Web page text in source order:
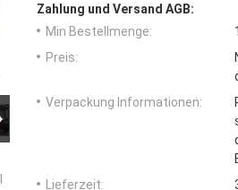
Zahlung und Versand AGB:
Min Bestellmenge:
Preis:
Verpackung Informationen:
Lieferzeit: